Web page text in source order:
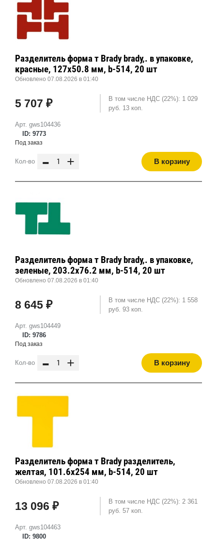
Арт. gws104436
ID: 9773
Разделитель форма т Brady brady,. в упаковке,
красные, 127x50.8 мм, b-514, 20 шт
Обновлено 07.08.2026 в 01:40
5 707 ₽
В том числе НДС (22%): 1 029
руб. 13 коп.
Под заказ
Кол-во - + В корзину
Арт. gws104449
ID: 9786
Разделитель форма т Brady brady,. в упаковке,
зеленые, 203.2x76.2 мм, b-514, 20 шт
Обновлено 07.08.2026 в 01:40
8 645 ₽
В том числе НДС (22%): 1 558
руб. 93 коп.
Под заказ
Кол-во - + В корзину
Арт. gws104463
ID: 9800
Разделитель форма т Brady разделитель,
желтая, 101.6x254 мм, b-514, 20 шт
Обновлено 07.08.2026 в 01:40
13 096 ₽
В том числе НДС (22%): 2 361
руб. 57 коп.